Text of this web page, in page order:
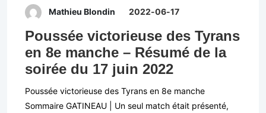
Mathieu Blondin 2022-06-17
Poussée victorieuse des Tyrans
en 8e manche – Résumé de la
soirée du 17 juin 2022
Poussée victorieuse des Tyrans en 8e manche
Sommaire GATINEAU | Un seul match était présenté,